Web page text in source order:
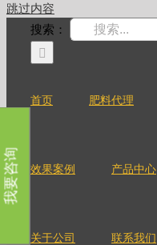
跳过内容
搜索：
首页 肥料代理
效果案例 产品中心
关于公司 联系我们
我要咨询